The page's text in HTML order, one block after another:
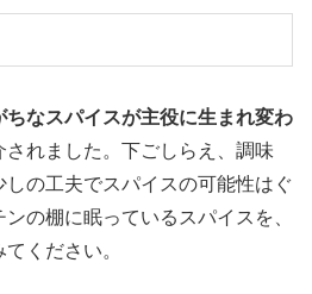
ちなスパイスが主役に生まれ変わ
されました。下ごしらえ、調味
の工夫でスパイスの可能性はぐ
の棚に眠っているスパイスを、
ください。